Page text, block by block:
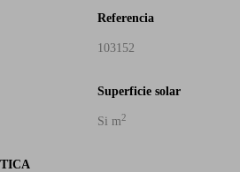
Referencia
103152
Superficie solar
Si m2